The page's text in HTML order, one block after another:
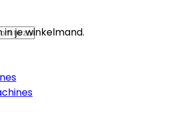
je winkelmand.